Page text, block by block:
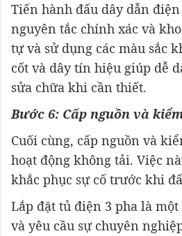
Tiến hành đấu dây dẫn
nguyên tắc chính xác và
tự và sử dụng các màu sắc
cốt và dây tín hiệu giúp dễ
sửa chữa khi cần thiết.
Bước 6: Cấp nguồn và
Cuối cùng, cấp nguồn và
hoạt động không tải. Việc
khắc phục sự cố trước khi
Lắp đặt tủ điện 3 pha là
và yêu cầu sự chuyên